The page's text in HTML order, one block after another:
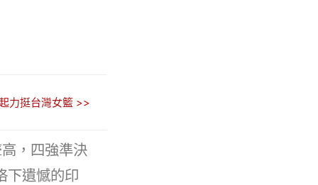
力挺台灣女籃 >>
，四強準決
下遺憾的印